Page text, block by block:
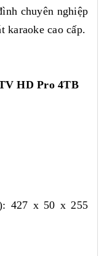
chuyên nghiệp
karaoke cao cấp.
HD Pro 4TB
427 x 50 x 255